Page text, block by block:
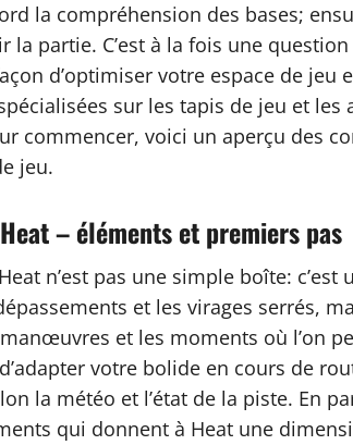
la compréhension des bases;
la partie. C’est à la fois une
d’optimiser votre espace de
sur les tapis de jeu et
commencer, voici un aperçu des
jeu.
– éléments et premiers pas
n’est pas une simple boîte:
et les virages serrés,
et les moments où l’on
votre bolide en cours de
la météo et l’état de la piste. En
qui donnent à Heat une